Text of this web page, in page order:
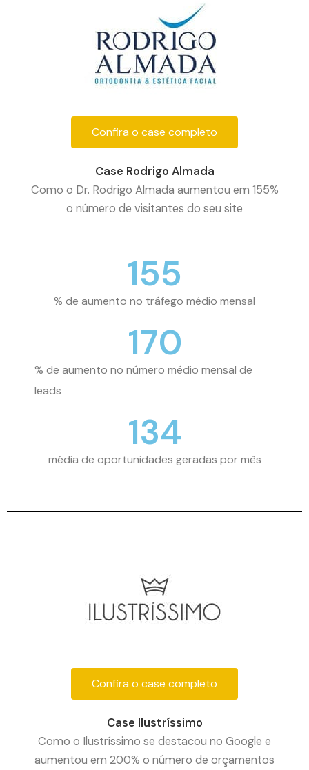
Confira o case completo
Case Rodrigo Almada
Como o Dr. Rodrigo Almada aumentou em 155%
o número de visitantes do seu site
% de aumento no tráfego médio mensal
155
% de aumento no número médio mensal de
leads
170
média de oportunidades geradas por mês
134
Confira o case completo
Case Ilustríssimo
Como o Ilustríssimo se destacou no Google e
aumentou em 200% o número de orçamentos